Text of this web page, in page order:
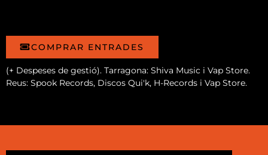
COMPRAR ENTRADES
(+ Despeses de gestió). Tarragona: Shiva Music i Vap Store.
Reus: Spook Records, Discos Qui'k, H-Records i Vap Store.